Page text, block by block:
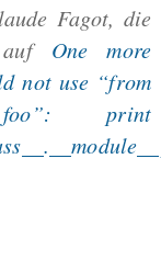
Fagot, die
One more
not use “from
print